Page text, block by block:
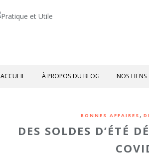
ACCUEIL À PROPOS DU BLOG NOS LIENS
BONNES AFFAIRES ,
DES SOLDES D’ÉTÉ